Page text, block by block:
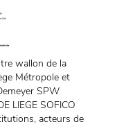
wallon de la
Métropole et
SPW
LIEGE SOFICO
acteurs de